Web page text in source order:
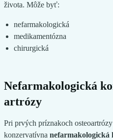
života. Môže byť:
nefarmakologická
medikamentózna
chirurgická
Nefarmakologická
artrózy
Pri prvých príznakoch
konzervatívna nefarmakologická